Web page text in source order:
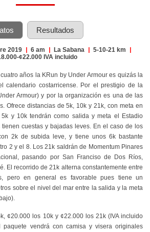
Resultados
2019 | 6 am | La Sabana | 5-10-21 km
|
¢22.000 IVA incluido
años la KRun by Under Armour es quizás la
calendario costarricense. Por el prestigio de la
Armour) y por la organización es una de las
Ofrece distancias de 5k, 10k y 21k, con meta en
y 10k tendrán como salida y meta el Estadio
cuestas y bajadas leves. En el caso de los
2k de subida leve, y tiene unos 6k bastante
2 y el 8. Los 21k saldrán de Momentum Pinares
pasando por San Franciso de Dos Ríos,
El recorrido de 21k alterna constantemente entre
pero en general es favorable pues tiene un
sobre el nivel del mar entre la salida y la meta
¢20.000 los 10k y ¢22.000 los 21k (IVA incluido
vendrá con camisa y visera originales